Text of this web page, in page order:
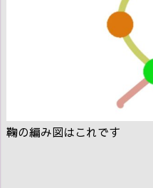
鞠の編み図はこれです